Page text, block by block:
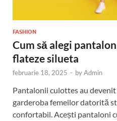
FASHION
Cum să alegi
flateze silueta
februarie 18, 2025 - byAdmin
Pantalonii culottes au
garderoba femeilor datorită
confortabil. Acești pantaloni